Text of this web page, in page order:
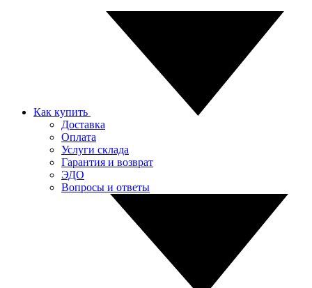
Как купить
Доставка
Оплата
Услуги склада
Гарантия и возврат
ЭДО
Вопросы и ответы